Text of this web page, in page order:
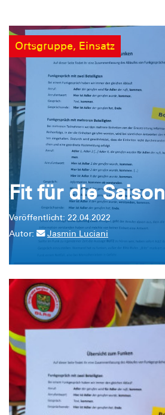
Ortsgruppe, Einsatz
Fit für die Saison
Veröffentlicht: 22.04.2022
Autor:
Jasmin Luciani